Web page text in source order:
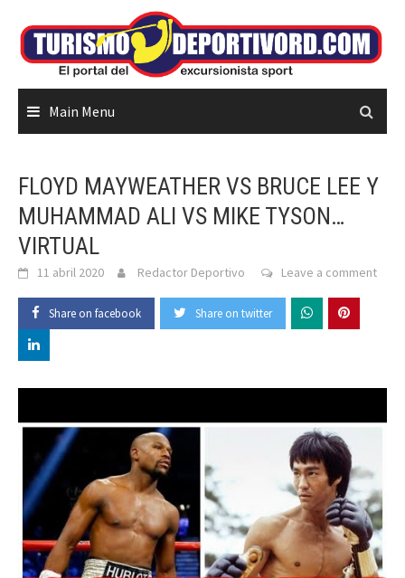
content
Main Menu
FLOYD MAYWEATHER VS BRUCE LEE Y
MUHAMMAD ALI VS MIKE TYSON…
VIRTUAL
11 abril 2020 Redactor Deportivo Leave a comment
Share on facebook Share on twitter